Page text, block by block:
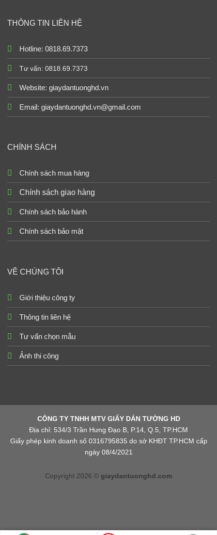
THÔNG TIN LIÊN HỆ
Hotline: 0818.69.7373
Tư vấn: 0818.69.7373
Website: giaydantuonghd.vn
Email: giaydantuonghd.vn@gmail.com
CHÍNH SÁCH
Chính sách mua hàng
Chính sách giao hàng
Chính sách bảo hành
Chính sách bảo mật
VỀ CHÚNG TÔI
Giới thiệu công ty
Thông tin liên hệ
Tư vấn chọn mẫu
Ảnh thi công
CÔNG TY TNHH MTV GIẤY DÁN TƯỜNG HD
Địa chỉ: 534/3 Trần Hưng Đạo B, P.14, Q.5, TP.HCM
Giấy phép kinh doanh số 0316795835 do sở KHĐT TP.HCM cấp
ngày 08/4/2021
Copyright 2026 © giaydantuonghd.com